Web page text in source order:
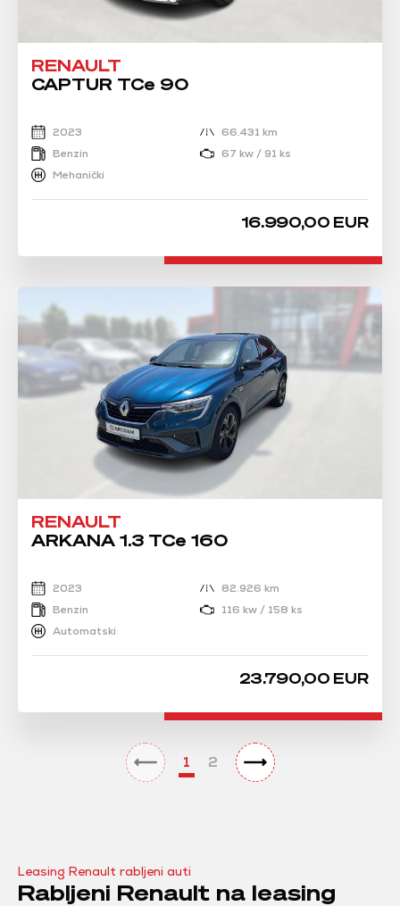
RENAULT
CAPTUR TCe 90
2023
66.431 km
Benzin
67 kw / 91 ks
Mehanički
16.990,00 EUR
RENAULT
ARKANA 1.3 TCe 160
2023
82.926 km
Benzin
116 kw / 158 ks
Automatski
23.790,00 EUR
1 2
Leasing Renault rabljeni auti
Rabljeni Renault na leasing